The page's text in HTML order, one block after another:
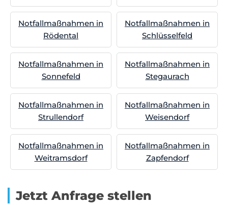
Notfallmaßnahmen in
Rödental
Notfallmaßnahmen in
Schlüsselfeld
Notfallmaßnahmen in
Sonnefeld
Notfallmaßnahmen in
Stegaurach
Notfallmaßnahmen in
Strullendorf
Notfallmaßnahmen in
Weisendorf
Notfallmaßnahmen in
Weitramsdorf
Notfallmaßnahmen in
Zapfendorf
Jetzt Anfrage stellen